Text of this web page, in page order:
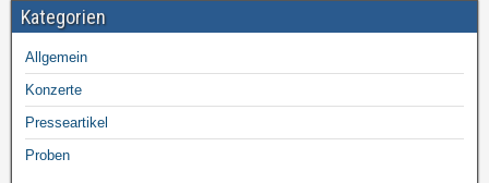
Kategorien
Allgemein
Konzerte
Presseartikel
Proben